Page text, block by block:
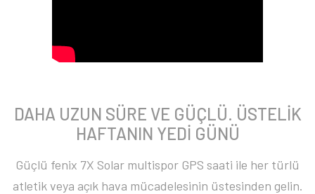
DAHA UZUN SÜRE VE GÜÇLÜ. ÜSTELİK
HAFTANIN YEDİ GÜNÜ
Güçlü fenix 7X Solar multispor GPS saati ile her türlü
atletik veya açık hava mücadelesinin üstesinden gelin.